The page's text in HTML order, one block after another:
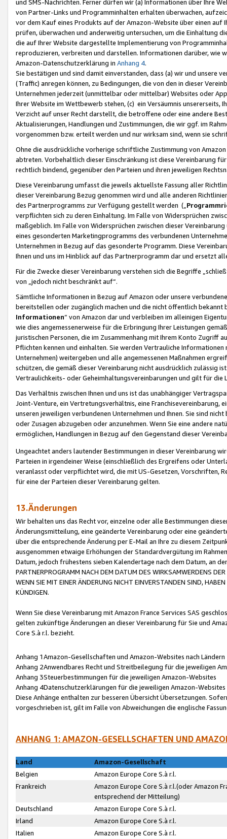
und SMS-Nachrichten. Ferner dürfen wir (a) Informationen über Ihre
von Partner-Links und Programminhalten erhalten überwachen,
vor dem Kauf eines Produkts auf der Amazon-Website über einen
prüfen, überwachen und anderweitig untersuchen, um die Einhaltung
die auf Ihrer Website dargestellte Implementierung von
reproduzieren, verbreiten und darstellen. Informationen darüber, wie
Amazon-Datenschutzerklärung in Anhang 4.
Sie bestätigen und sind damit einverstanden, dass (a) wir und
(Traffic) anregen können, zu Bedingungen, die von den in dieser
Unternehmen jederzeit (unmittelbar oder mittelbar) Websites oder
Ihrer Website im Wettbewerb stehen, (c) ein Versäumnis unsererseits,
Verzicht auf unser Recht darstellt, die betroffene oder eine andere
Aktualisierungen, Handlungen und Zustimmungen, die wir ggf. im
vorgenommen bzw. erteilt werden und nur wirksam sind, wenn sie
Ohne die ausdrückliche vorherige schriftliche Zustimmung von
abtreten. Vorbehaltlich dieser Einschränkung ist diese Vereinbarung
rechtlich bindend, gegenüber den Parteien und ihren jeweiligen
Diese Vereinbarung umfasst die jeweils aktuellste Fassung aller
dieser Vereinbarung Bezug genommen wird und alle anderen
des Partnerprogramms zur Verfügung gestellt werden („
verpflichten sich zu deren Einhaltung. Im Falle von Widersprüchen
maßgeblich. Im Falle von Widersprüchen zwischen dieser
eines gesonderten Marketingprogramms des verbundenen
Unternehmen in Bezug auf das gesonderte Programm. Diese
Ihnen und uns im Hinblick auf das Partnerprogramm dar und ersetzt
Für die Zwecke dieser Vereinbarung verstehen sich die Begriffe
von „jedoch nicht beschränkt auf“.
Sämtliche Informationen in Bezug auf Amazon oder unsere
bereitstellen oder zugänglich machen und die nicht öffentlich
Informationen“ von Amazon dar und verbleiben im alleinigen
wie dies angemessenerweise für die Erbringung Ihrer Leistungen
juristischen Personen, die im Zusammenhang mit Ihrem Konto
Pflichten kennen und einhalten. Sie werden Vertrauliche
Unternehmen) weitergeben und alle angemessenen Maßnahmen
schützen, die gemäß dieser Vereinbarung nicht ausdrücklich zulässig
Vertraulichkeits- oder Geheimhaltungsvereinbarungen und gilt für die
Das Verhältnis zwischen Ihnen und uns ist das unabhängiger
Joint-Venture, ein Vertretungsverhältnis, eine Franchisevereinbarung,
unseren jeweiligen verbundenen Unternehmen und Ihnen. Sie sind
oder Zusagen abzugeben oder anzunehmen. Wenn Sie eine andere
ermöglichen, Handlungen in Bezug auf den Gegenstand dieser
Ungeachtet anders lautender Bestimmungen in dieser Vereinbarung
Parteien in irgendeiner Weise (einschließlich des Ergreifens oder
veranlasst oder verpflichtet wird, die mit US-Gesetzen, Vorschriften,
für eine der Parteien dieser Vereinbarung gelten.
13.Änderungen
Wir behalten uns das Recht vor, einzelne oder alle Bestimmungen
Änderungsmitteilung, eine geänderte Vereinbarung oder eine
über die entsprechende Änderung per E-Mail an Ihre zu diesem
ausgenommen etwaige Erhöhungen der Standardvergütung im
Datum, jedoch frühestens sieben Kalendertage nach dem Datum, an
PARTNERPROGRAMM NACH DEM DATUM DES WIRKSAMWERDENS
WENN SIE MIT EINER ÄNDERUNG NICHT EINVERSTANDEN SIND,
KÜNDIGEN.
Wenn Sie diese Vereinbarung mit Amazon France Services SAS
gelten zukünftige Änderungen an dieser Vereinbarung für Sie und
Core S.à r.l. bezieht.
Anhang 1Amazon-Gesellschaften und Amazon-Websites nach Ländern
Anhang 2Anwendbares Recht und Streitbeilegung für die jeweiligen
Anhang 3Steuerbestimmungen für die jeweiligen Amazon-Websites
Anhang 4Datenschutzerklärungen für die jeweiligen Amazon-Websites
Diese Anhänge enthalten zur besseren Übersicht Übersetzungen.
vorgeschrieben ist, gilt im Falle von Abweichungen die englische
ANHANG 1: AMAZON-GESELLSCHAFTEN UND
Land
Amazon-Gesellschaft
Belgien
Amazon Europe Core S.à r.l.
Frankreich
Amazon Europe Core S.à r.l.(oder Amazon
entsprechend der Mitteilung)
Deutschland
Amazon Europe Core S.à r.l.
Irland
Amazon Europe Core S.à r.l.
Italien
Amazon Europe Core S.à r.l.